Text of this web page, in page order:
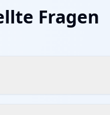
Fragen